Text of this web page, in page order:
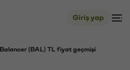
Giriş yap
Balancer (BAL) TL fiyat geçmişi